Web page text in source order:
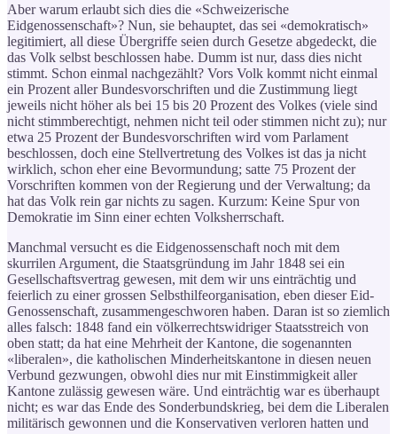
Aber warum erlaubt sich dies die «Schweizerische
Eidgenossenschaft»? Nun, sie behauptet, das sei «demokratisch»
legitimiert, all diese Übergriffe seien durch Gesetze abgedeckt, die
das Volk selbst beschlossen habe. Dumm ist nur, dass dies nicht
stimmt. Schon einmal nachgezählt? Vors Volk kommt nicht einmal
ein Prozent aller Bundesvorschriften und die Zustimmung liegt
jeweils nicht höher als bei 15 bis 20 Prozent des Volkes (viele sind
nicht stimmberechtigt, nehmen nicht teil oder stimmen nicht zu); nur
etwa 25 Prozent der Bundesvorschriften wird vom Parlament
beschlossen, doch eine Stellvertretung des Volkes ist das ja nicht
wirklich, schon eher eine Bevormundung; satte 75 Prozent der
Vorschriften kommen von der Regierung und der Verwaltung; da
hat das Volk rein gar nichts zu sagen. Kurzum: Keine Spur von
Demokratie im Sinn einer echten Volksherrschaft.
Manchmal versucht es die Eidgenossenschaft noch mit dem
skurrilen Argument, die Staatsgründung im Jahr 1848 sei ein
Gesellschaftsvertrag gewesen, mit dem wir uns einträchtig und
feierlich zu einer grossen Selbsthilfeorganisation, eben dieser Eid-
Genossenschaft, zusammengeschworen haben. Daran ist so ziemlich
alles falsch: 1848 fand ein völkerrechtswidriger Staatsstreich von
oben statt; da hat eine Mehrheit der Kantone, die sogenannten
«liberalen», die katholischen Minderheitskantone in diesen neuen
Verbund gezwungen, obwohl dies nur mit Einstimmigkeit aller
Kantone zulässig gewesen wäre. Und einträchtig war es überhaupt
nicht; es war das Ende des Sonderbundskrieg, bei dem die Liberalen
militärisch gewonnen und die Konservativen verloren hatten und